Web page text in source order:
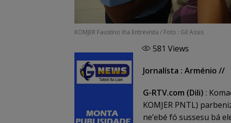
KOMJER Faustino Iha Entrevista / Foto : Gil Assis
581 Views
Jornalísta : Arménio //
G-RTV.com (Dili) :
KOMJER PNTL)
ne’ebé fó sussesu bá